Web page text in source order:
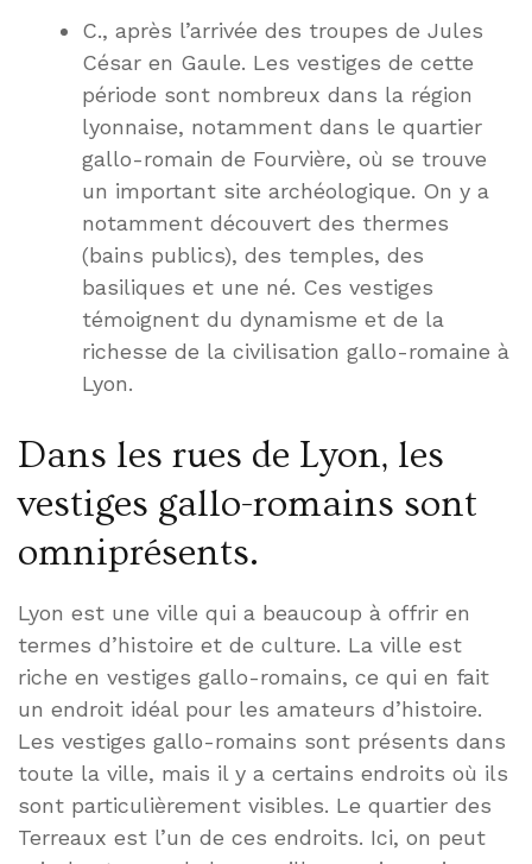
C., après l’arrivée des troupes de Jules
César en Gaule. Les vestiges de cette
période sont nombreux dans la région
lyonnaise, notamment dans le quartier
gallo-romain de Fourvière, où se trouve
un important site archéologique. On y a
notamment découvert des thermes
(bains publics), des temples, des
basiliques et une né. Ces vestiges
témoignent du dynamisme et de la
richesse de la civilisation gallo-romaine à
Lyon.
Dans les rues de Lyon, les
vestiges gallo-romains sont
omniprésents.
Lyon est une ville qui a beaucoup à offrir en
termes d’histoire et de culture. La ville est
riche en vestiges gallo-romains, ce qui en fait
un endroit idéal pour les amateurs d’histoire.
Les vestiges gallo-romains sont présents dans
toute la ville, mais il y a certains endroits où ils
sont particulièrement visibles. Le quartier des
Terreaux est l’un de ces endroits. Ici, on peut